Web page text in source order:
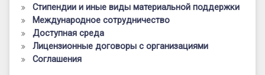
Стипендии и иные виды материальной поддержки
Международное сотрудничество
Доступная среда
Лицензионные договоры с организациями
Соглашения